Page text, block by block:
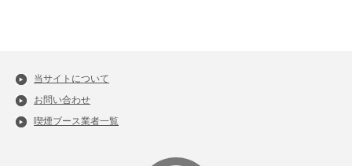
当サイトについて
お問い合わせ
喫煙ブース業者一覧